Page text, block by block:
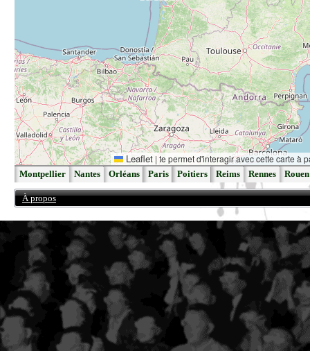
Leaflet | te permet d'interagir avec cette carte à
Montpellier Nantes Orléans Paris Poitiers Reims Rennes Rouen
À propos